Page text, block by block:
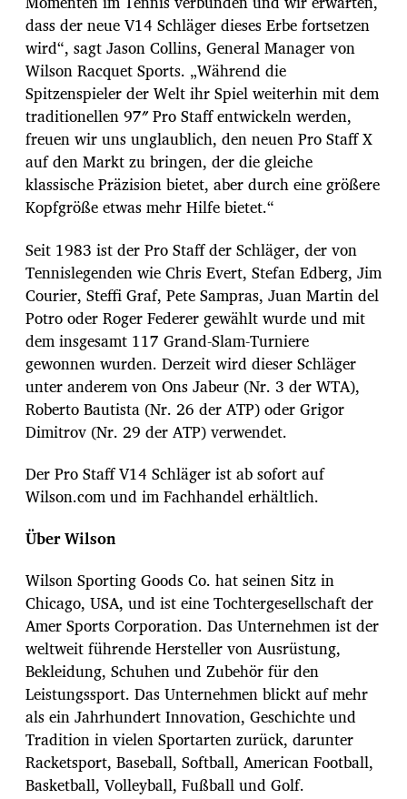
dass der neue V14 Schläger dieses Erbe fortsetzen
wird“, sagt Jason Collins, General Manager von
Wilson Racquet Sports. „Während die
Spitzenspieler der Welt ihr Spiel weiterhin mit dem
traditionellen 97″ Pro Staff entwickeln werden,
freuen wir uns unglaublich, den neuen Pro Staff X
auf den Markt zu bringen, der die gleiche
klassische Präzision bietet, aber durch eine größere
Kopfgröße etwas mehr Hilfe bietet.“
Seit 1983 ist der Pro Staff der Schläger, der von
Tennislegenden wie Chris Evert, Stefan Edberg, Jim
Courier, Steffi Graf, Pete Sampras, Juan Martin del
Potro oder Roger Federer gewählt wurde und mit
dem insgesamt 117 Grand-Slam-Turniere
gewonnen wurden. Derzeit wird dieser Schläger
unter anderem von Ons Jabeur (Nr. 3 der WTA),
Roberto Bautista (Nr. 26 der ATP) oder Grigor
Dimitrov (Nr. 29 der ATP) verwendet.
Der Pro Staff V14 Schläger ist ab sofort auf
Wilson.com und im Fachhandel erhältlich.
Über Wilson
Wilson Sporting Goods Co. hat seinen Sitz in
Chicago, USA, und ist eine Tochtergesellschaft der
Amer Sports Corporation. Das Unternehmen ist der
weltweit führende Hersteller von Ausrüstung,
Bekleidung, Schuhen und Zubehör für den
Leistungssport. Das Unternehmen blickt auf mehr
als ein Jahrhundert Innovation, Geschichte und
Tradition in vielen Sportarten zurück, darunter
Racketsport, Baseball, Softball, American Football,
Basketball, Volleyball, Fußball und Golf.